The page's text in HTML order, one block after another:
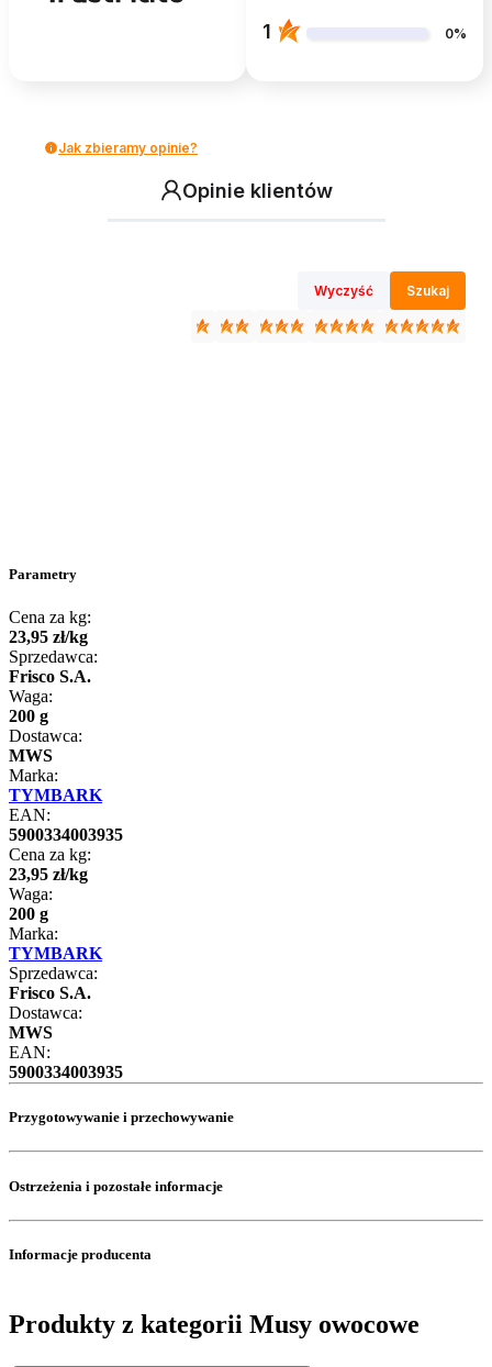
1 0%
Jak zbieramy opinie?
Opinie klientów
Wyczyść Szukaj
Parametry
Cena za kg:
23,95 zł/kg
Sprzedawca:
Frisco S.A.
Waga:
200 g
Dostawca:
MWS
Marka:
TYMBARK
EAN:
5900334003935
Cena za kg:
23,95 zł/kg
Waga:
200 g
Marka:
TYMBARK
Sprzedawca:
Frisco S.A.
Dostawca:
MWS
EAN:
5900334003935
Przygotowywanie i przechowywanie
Ostrzeżenia i pozostałe informacje
Informacje producenta
Produkty z kategorii Musy owocowe